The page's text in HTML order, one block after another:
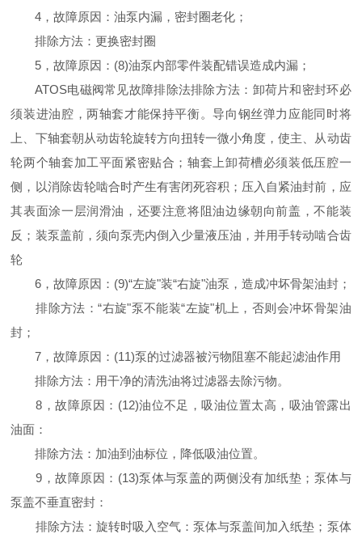
4，故障原因：油泵内漏，密封圈老化；
排除方法：更换密封圈
5，故障原因：(8)油泵内部零件装配错误造成内漏；
ATOS电磁阀常见故障排除法排除方法：卸荷片和密封环必
须装进油腔，两轴套才能保持平衡。导向钢丝弹力应能同时将
上、下轴套朝从动齿轮旋转方向扭转一微小角度，使主、从动齿
轮两个轴套加工平面紧密贴合；轴套上卸荷槽必须装低压腔一
侧，以消除齿轮啮合时产生有害闭死容积；压入自紧油封前，应
其表面涂一层润滑油，还要注意将阻油边缘朝向前盖，不能装
反；装泵盖前，须向泵壳内倒入少量液压油，并用手转动啮合齿
轮
6，故障原因：(9)“左旋"装“右旋"油泵，造成冲坏骨架油封；
排除方法：“右旋"泵不能装“左旋"机上，否则会冲坏骨架油
封；
7，故障原因：(11)泵的过滤器被污物阻塞不能起滤油作用
排除方法：用干净的清洗油将过滤器去除污物。
8，故障原因：(12)油位不足，吸油位置太高，吸油管露出
油面：
排除方法：加油到油标位，降低吸油位置。
9，故障原因：(13)泵体与泵盖的两侧没有加纸垫；泵体与
泵盖不垂直密封：
排除方法：旋转时吸入空气：泵体与泵盖间加入纸垫；泵体